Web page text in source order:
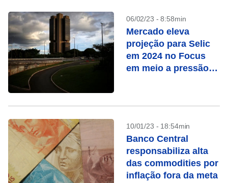
06/02/23 - 8:58min
Mercado eleva
projeção para Selic
em 2024 no Focus
em meio a pressão
10/01/23 - 18:54min
Banco Central
responsabiliza alta
das commodities por
inflação fora da meta